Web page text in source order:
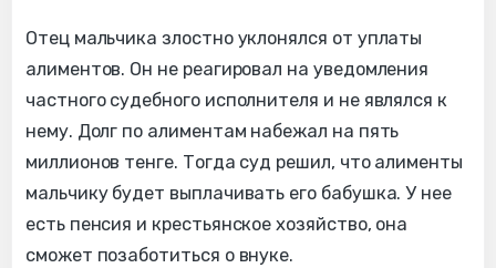
Отец мальчика злостно уклонялся от уплаты
алиментов. Он не реагировал на уведомления
частного судебного исполнителя и не являлся к
нему. Долг по алиментам набежал на пять
миллионов тенге. Тогда суд решил, что алименты
мальчику будет выплачивать его бабушка. У нее
есть пенсия и крестьянское хозяйство, она
сможет позаботиться о внуке.